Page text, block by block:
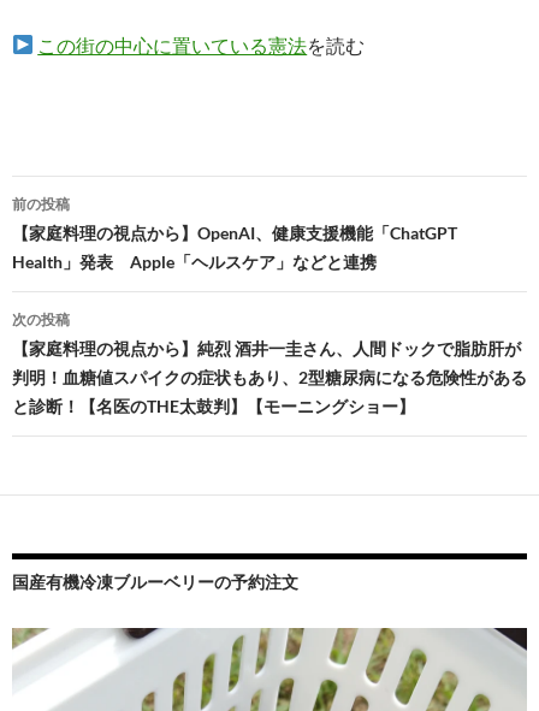
この街の中心に置いている憲法を読む
投
稿
ナ
ビ
ゲ
ー
シ
ョ
前の投稿
【家庭料理の視点から】OpenAI、健康支援機能「ChatGPT
Health」発表 Apple「ヘルスケア」などと連携
次の投稿
【家庭料理の視点から】純烈 酒井一圭さん、人間ドックで脂肪肝が
判明！血糖値スパイクの症状もあり、2型糖尿病になる危険性がある
と診断！【名医のTHE太鼓判】【モーニングショー】
国産有機冷凍ブルーベリーの予約注文